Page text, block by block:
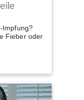
Impfung?
Fieber oder